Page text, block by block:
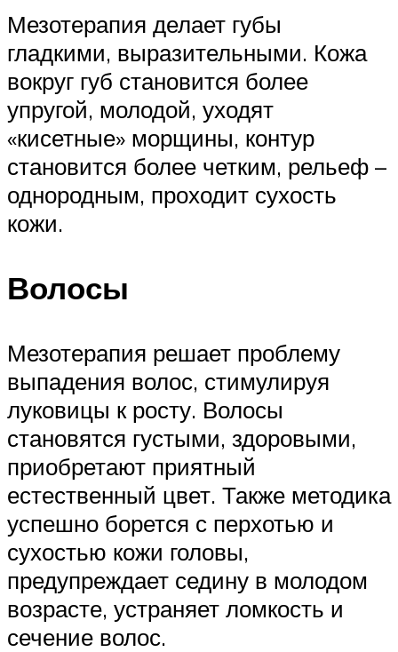
Мезотерапия делает губы
гладкими, выразительными. Кожа
вокруг губ становится более
упругой, молодой, уходят
«кисетные» морщины, контур
становится более четким, рельеф –
однородным, проходит сухость
кожи.
Волосы
Мезотерапия решает проблему
выпадения волос, стимулируя
луковицы к росту. Волосы
становятся густыми, здоровыми,
приобретают приятный
естественный цвет. Также методика
успешно борется с перхотью и
сухостью кожи головы,
предупреждает седину в молодом
возрасте, устраняет ломкость и
сечение волос.